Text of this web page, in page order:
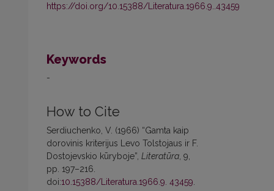
https://doi.org/10.15388/Literatura.1966.9..43459
Keywords
-
How to Cite
Serdiuchenko, V. (1966) “Gamta kaip
dorovinis kriterijus Levo Tolstojaus ir F.
Dostojevskio kūryboje”, Literatūra , 9,
pp. 197–216.
doi:10.15388/Literatura.1966.9. 43459